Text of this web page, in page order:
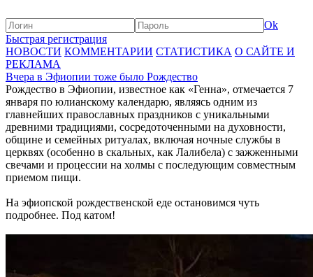
Ok
Быстрая регистрация
НОВОСТИ КОММЕНТАРИИ СТАТИСТИКА О САЙТЕ И
РЕКЛАМА
Вчера в Эфиопии тоже было Рождество
Рождество в Эфиопии, известное как «Генна», отмечается 7
января по юлианскому календарю, являясь одним из
главнейших православных праздников с уникальными
древними традициями, сосредоточенными на духовности,
общине и семейных ритуалах, включая ночные службы в
церквях (особенно в скальных, как Лалибела) с зажженными
свечами и процессии на холмы с последующим совместным
приемом пищи.
На эфиопской рождественской еде остановимся чуть
подробнее. Под катом!